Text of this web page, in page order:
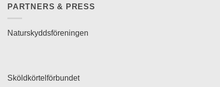
PARTNERS & PRESS
Naturskyddsföreningen
Sköldkörtelförbundet